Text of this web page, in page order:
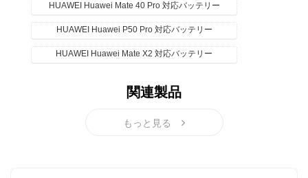
HUAWEI MATE 60 携帯電話の
Huawei Mate 60 対応バッテリー
HUAWEI Huawei Mate 40 Pro 対応バッテリー
HUAWEI Huawei P50 Pro 対応バッテリー
HUAWEI Huawei Mate X2 対応バッテリー
HUAWEI Huawei Mate 60 Pro 対応バッテリー
HUAWEI Huawei P50 Pocket 対応バッテリー
関連製品
もっと見る